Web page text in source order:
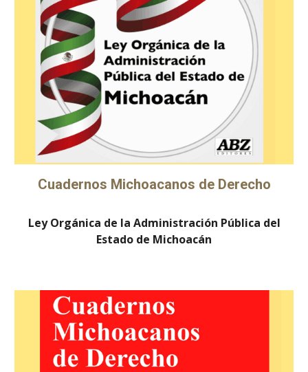
Cuadernos Michoacanos de Derecho
Ley Orgánica de la Administración Pública del
Estado de Michoacán